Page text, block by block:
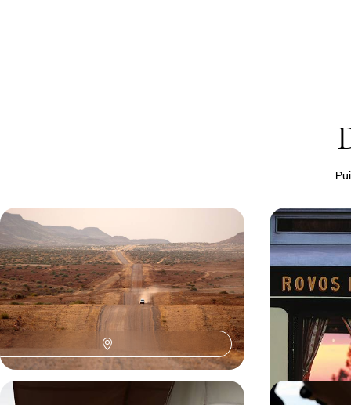
Road-trip et grands safaris - Au
Nord, une autre Namibie
Dérouler les pistes du nord namibien à la
recherche de ses plus beaux paysages, les
chutes Victoria en point final
14 jours, de 7000 à 9600 $ CA
Du Cap à
australes,
Aller par l’air
chutes du
de Gandhi à
12 jours, de 9400